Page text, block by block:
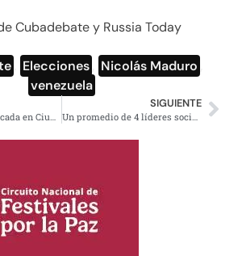
Cubadebate y Russia Today
Elecciones Nicolás Maduro
venezuela
SIGUIENTE